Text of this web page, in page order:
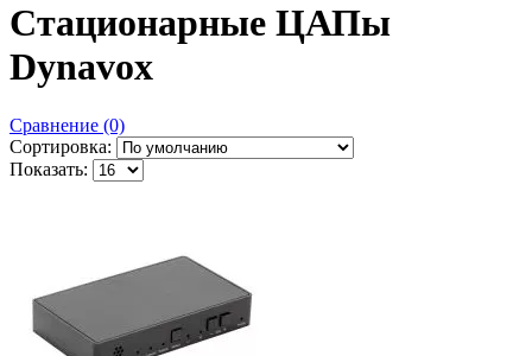
Стационарные ЦАПы
Dynavox
Сравнение (0)
Сортировка:
Показать: